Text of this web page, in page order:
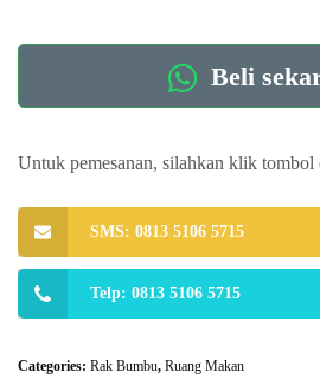
Beli
Untuk pemesanan, silahkan klik
SMS: 0813 5106 5715
Telp: 0813 5106 5715
Categories: Rak Bumbu, Ruang Makan